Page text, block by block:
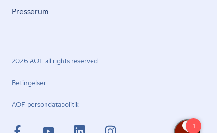
Presserum
2026 AOF all rights reserved
Betingelser
AOF per­son­da­ta­po­li­tik